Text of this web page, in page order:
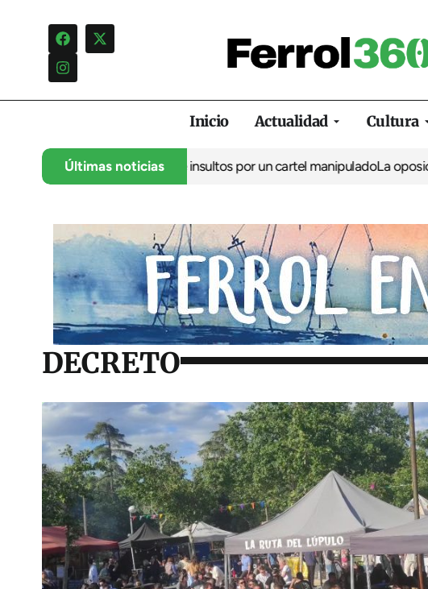
Inicio Actualidad Cultura
Últimas noticias
una campaña de insultos por un cartel manipulado La oposición carga
DECRETO